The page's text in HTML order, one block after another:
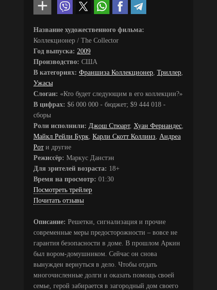
Название художественного фильма:
Коллекционер / The Collector
Год выпуска: 2009
Производство: США
В категориях: Франшиза Коллекционер Триллер
Ужасы
Слоган: «Кто будет следующим в его коллекции?»
В цифрах: $6 000 000 - бюджет; $9 444 018 -
сборы
Роли исполнили: Джош Стюарт, Хуан Фернандес
Майкл Рейли Бурк Карли Скотт Коллинз
Андреа
Рот и другие
Режиссёр: Маркус Данстэн
Для зрителей возраста: 18+
Время на просмотр: 01:30
Посмотреть трейлер
Почитать отзывы
Описание: Решетки, сигнализация и прочие
современные меры предосторожности – вовсе не
гарантия безопасности в доме. В прошлом Аркин
был вором-домушником. Сейчас он снова
вынужден вернуться в дело. Чтобы отдать
многочисленные долги и оказать помощь своей
семье, герой забирается в загородный дом своего